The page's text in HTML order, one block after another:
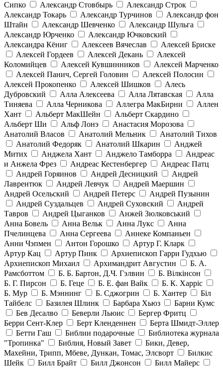
Сипко
Александр Стовбырь
Александр Строк
Александр Токарь
Александр Турчинов
Александр фон
Штайн
Александр Шевченко
Александр Шульга
Александр Юрченко
Александр Ючковский
Александра Кёниг
Алексеев Вячеслав
Алексей Бриске
Алексей Гордеев
Алексей Декань
Алексей
Коломийцев
Алексей Кувшинников
Алексей Марченко
Алексей Панич, Сергей Головин
Алексей Полосин
Алексей Прокопенко
Алексей Шишков
Алесь
Дубровский
Алла Алексеева Алла Лятавская
Алла
Тиняева
Алла Черникова Аллегра МакБирни
Аллен
Хант
Альберт МакШейн
Альберт Скардино
Альберт Ши
Альф Лонэ
Анастасия Морозова
Анатолий Власов
Анатолий Мельник
Анатолий Тихов
Анатолий Федоряк
Анатолий Шкарин
Анджей
Митих
Анджела Хант Анджело Тамборра
Андреас
и Анжела Фрез
Андреас Кестенбергер
Андреас Патц
Андрей Горяинов
Андрей Десницкий
Андрей
Лаврентюк
Андрей Левчук
Андрей Маершин
Андрей Осельский
Андрей Петерс
Андрей Пузынин
Андрей Суздальцев
Андрей Суховский
Андрей
Тавров
Андрей Цыганков
Анжей Зюлковський
Анна Бовель
Анна Вельк Анна Лукс
Анна
Пчелинцева
Анна Сергеева
Аннеке Компаньен
Анни Чэпмен
Антон Горошко
Артур Г. Кларк
Артур Кац
Артур Пинк
Архиепископ Гарри Гудхью
Архиепископ Михаил
Архимандрит Августин
Б. А.
Рамсботтом
Б. Б. Бартон, Д.Ч. Гэлвин
Б. Вілкінсон
Б. Г. Пирсон
Б. Геце Б. Е. фан Вайк
Б. К. Харріс
Б. Мур
Б. Мэннинг Б. Сджогрин Б. Хантер
Біл
Тайбелс
Базилея Шлинк Барбара Хьюз
Барни Кумс
Бев Десалво
Беверли Льюис
Бергер Фритц
Берри Сент-Клер
Берт Кленденнен
Берта Шмидт-Эллер
Бетти Гаш
Библии подарочные
Библиотека журнала
"Тропинка"
Библия, Новый Завет
Бики, Девер,
Махейни, Трипп, Мбеве, Дункан, Томас, Элсворт
Билкис
Шейк
Билл Брайт Билл Джонсон
Билл Майерс